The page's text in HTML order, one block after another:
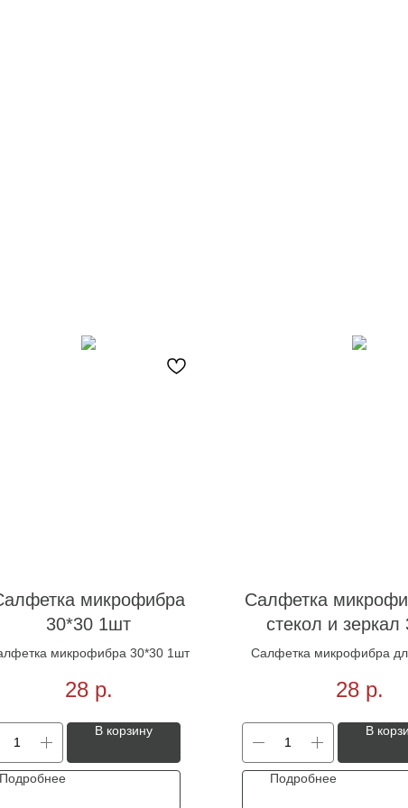
микрофибра
30*30 1шт
микрофибра 30*30 1шт
28 р.
В корзину
Подробнее
Салфетка
стекол и зеркал
гладкая 270г/
Салфетка микрофибра
28 р.
В
Подробнее